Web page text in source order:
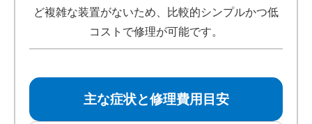
ど複雑な装置がないため、比較的シンプルかつ低
コストで修理が可能です。
主な症状と修理費用目安